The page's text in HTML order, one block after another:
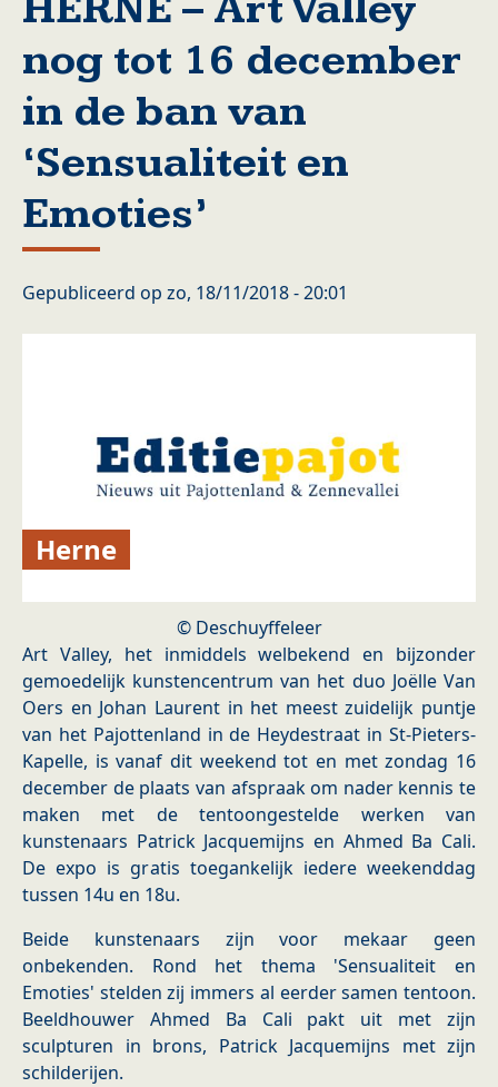
nog tot 16 december
in de ban van
‘Sensualiteit en
Emoties’
Gepubliceerd op zo, 18/11/2018 - 20:01
Herne
© Deschuyffeleer
Art Valley, het inmiddels welbekend en bijzonder
gemoedelijk kunstencentrum van het duo Joëlle Van
Oers en Johan Laurent in het meest zuidelijk puntje
van het Pajottenland in de Heydestraat in St-Pieters-
Kapelle, is vanaf dit weekend tot en met zondag 16
december de plaats van afspraak om nader kennis te
maken met de tentoongestelde werken van
kunstenaars Patrick Jacquemijns en Ahmed Ba Cali.
De expo is gratis toegankelijk iedere weekenddag
tussen 14u en 18u.
Beide kunstenaars zijn voor mekaar geen
onbekenden. Rond het thema 'Sensualiteit en
Emoties' stelden zij immers al eerder samen tentoon.
Beeldhouwer Ahmed Ba Cali pakt uit met zijn
sculpturen in brons, Patrick Jacquemijns met zijn
schilderijen.